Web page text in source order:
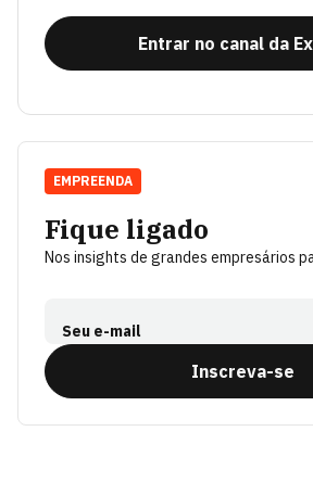
Entrar no canal da
Fique ligado
Nos insights de grandes empresários
Seu e-mail
Inscreva-se
EMPREENDA